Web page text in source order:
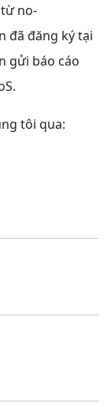
từno-
đã đăng ký tại
gửi báo cáo
tôi qua: